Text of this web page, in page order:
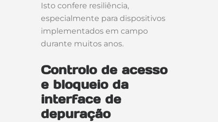
Isto confere resiliência,
especialmente para dispositivos
implementados em campo
durante muitos anos.
Controlo de acesso
e bloqueio da
interface de
depuração